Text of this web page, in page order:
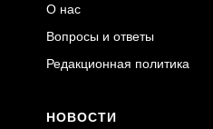
О нас
Вопросы и ответы
Редакционная политика
НОВОСТИ